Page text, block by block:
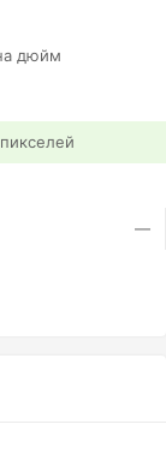
дюйм
—